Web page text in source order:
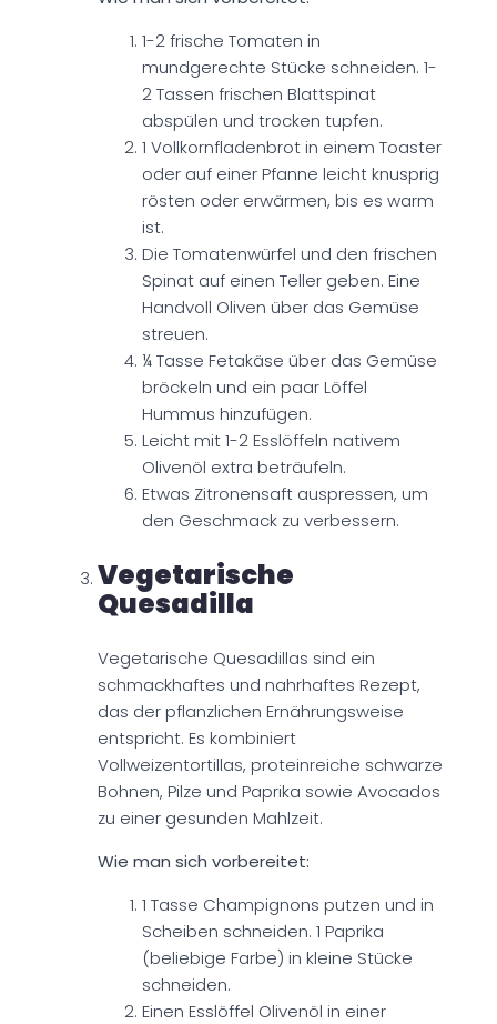
1-2 frische Tomaten in
mundgerechte Stücke schneiden. 1-
2 Tassen frischen Blattspinat
abspülen und trocken tupfen.
1 Vollkornfladenbrot in einem Toaster
oder auf einer Pfanne leicht knusprig
rösten oder erwärmen, bis es warm
ist.
Die Tomatenwürfel und den frischen
Spinat auf einen Teller geben. Eine
Handvoll Oliven über das Gemüse
streuen.
¼ Tasse Fetakäse über das Gemüse
bröckeln und ein paar Löffel
Hummus hinzufügen.
Leicht mit 1-2 Esslöffeln nativem
Olivenöl extra beträufeln.
Etwas Zitronensaft auspressen, um
den Geschmack zu verbessern.
Vegetarische
Quesadilla
Vegetarische Quesadillas sind ein
schmackhaftes und nahrhaftes Rezept,
das der pflanzlichen Ernährungsweise
entspricht. Es kombiniert
Vollweizentortillas, proteinreiche schwarze
Bohnen, Pilze und Paprika sowie Avocados
zu einer gesunden Mahlzeit.
Wie man sich vorbereitet:
1 Tasse Champignons putzen und in
Scheiben schneiden. 1 Paprika
(beliebige Farbe) in kleine Stücke
schneiden.
Einen Esslöffel Olivenöl in einer